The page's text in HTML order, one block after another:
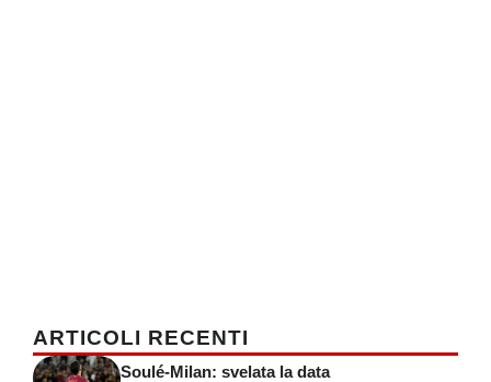
ARTICOLI RECENTI
Soulé-Milan: svelata la data